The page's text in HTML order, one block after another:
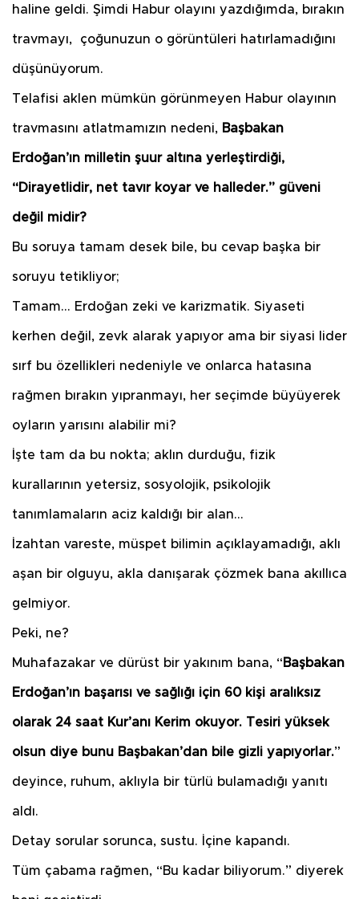
haline geldi. Şimdi Habur olayını yazdığımda, bırakın
travmayı, çoğunuzun o görüntüleri hatırlamadığını
düşünüyorum.
Telafisi aklen mümkün görünmeyen Habur olayının
travmasını atlatmamızın nedeni, Başbakan
Erdoğan’ın milletin şuur altına yerleştirdiği,
“Dirayetlidir, net tavır koyar ve halleder.” güveni
değil midir?
Bu soruya tamam desek bile, bu cevap başka bir
soruyu tetikliyor;
Tamam… Erdoğan zeki ve karizmatik. Siyaseti
kerhen değil, zevk alarak yapıyor ama bir siyasi lider
sırf bu özellikleri nedeniyle ve onlarca hatasına
rağmen bırakın yıpranmayı, her seçimde büyüyerek
oyların yarısını alabilir mi?
İşte tam da bu nokta; aklın durduğu, fizik
kurallarının yetersiz, sosyolojik, psikolojik
tanımlamaların aciz kaldığı bir alan…
İzahtan vareste, müspet bilimin açıklayamadığı, aklı
aşan bir olguyu, akla danışarak çözmek bana akıllıca
gelmiyor.
Peki, ne?
Muhafazakar ve dürüst bir yakınım bana, “ Başbakan
Erdoğan’ın başarısı ve sağlığı için 60 kişi aralıksız
olarak 24 saat Kur’anı Kerim okuyor. Tesiri yüksek
olsun diye bunu Başbakan’dan bile gizli yapıyorlar.”
deyince, ruhum, aklıyla bir türlü bulamadığı yanıtı
aldı.
Detay sorular sorunca, sustu. İçine kapandı.
Tüm çabama rağmen, “Bu kadar biliyorum.” diyerek